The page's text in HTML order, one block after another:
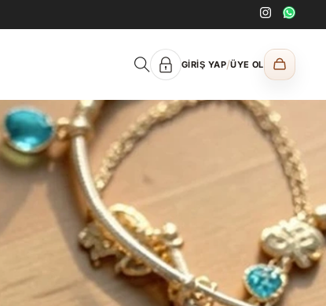
GIRIŞ YAP/ÜYE OL